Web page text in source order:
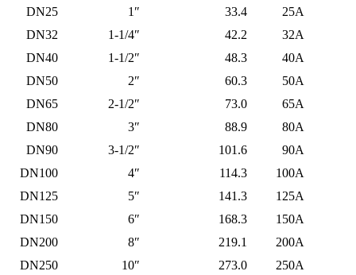
DN25
1″ 33.4
25A
DN32
1-1/4″ 42.2
32A
DN40
1-1/2″ 48.3
40A
DN50
2″ 60.3
50A
DN65
2-1/2″ 73.0
65A
DN80
3″ 88.9
80A
DN90
3-1/2″ 101.6
90A
DN100
4″ 114.3
100A
DN125
5″ 141.3
125A
DN150
6″ 168.3
150A
DN200
8″ 219.1
200A
DN250
10″ 273.0
250A